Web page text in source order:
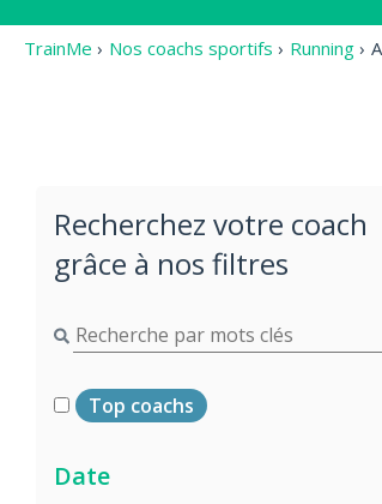
TrainMe › Nos coachs sportifs › Running ›
Recherchez votre coach
grâce à nos filtres
Top coachs
Date